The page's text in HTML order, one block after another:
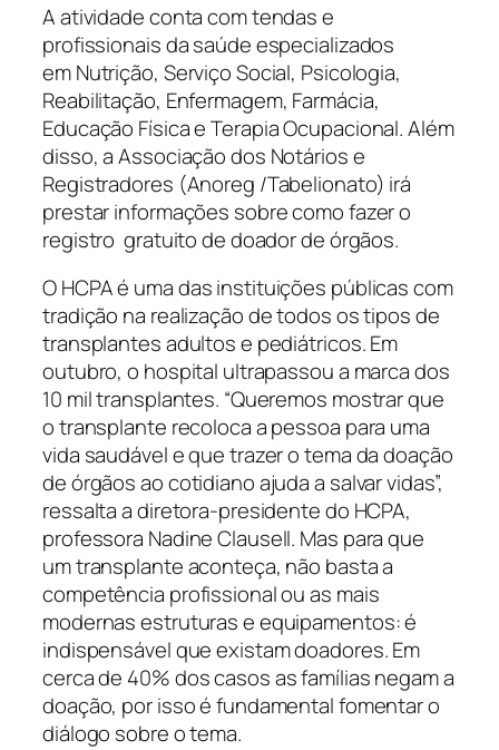
A atividade conta com tendas e
profissionais da saúde especializados
em Nutrição, Serviço Social, Psicologia,
Reabilitação, Enfermagem, Farmácia,
Educação Física e Terapia Ocupacional. Além
disso, a Associação dos Notários e
Registradores (Anoreg /Tabelionato) irá
prestar informações sobre como fazer o
registro gratuito de doador de órgãos.
O HCPA é uma das instituições públicas com
tradição na realização de todos os tipos de
transplantes adultos e pediátricos. Em
outubro, o hospital ultrapassou a marca dos
10 mil transplantes. “Queremos mostrar que
o transplante recoloca a pessoa para uma
vida saudável e que trazer o tema da doação
de órgãos ao cotidiano ajuda a salvar vidas”,
ressalta a diretora-presidente do HCPA,
professora Nadine Clausell. Mas para que
um transplante aconteça, não basta a
competência profissional ou as mais
modernas estruturas e equipamentos: é
indispensável que existam doadores. Em
cerca de 40% dos casos as famílias negam a
doação, por isso é fundamental fomentar o
diálogo sobre o tema.